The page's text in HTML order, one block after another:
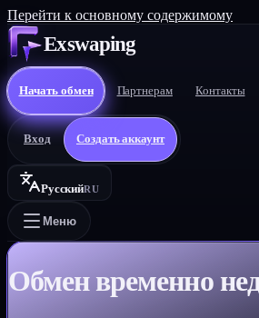
Перейти к основному содержимому
Exswaping
Начать обмен Партнерам Контакты
Вход Создать аккаунт
РусскийRU
Меню
Обмен временно